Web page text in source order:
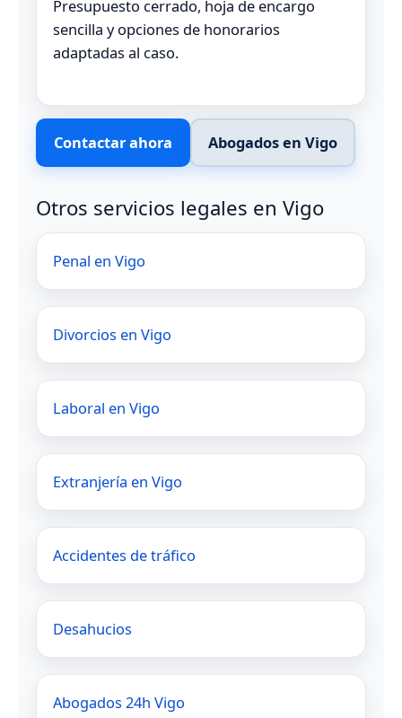
Presupuesto cerrado, hoja de encargo
sencilla y opciones de honorarios
adaptadas al caso.
Contactar ahora Abogados en Vigo
Otros servicios legales en Vigo
Penal en Vigo
Divorcios en Vigo
Laboral en Vigo
Extranjería en Vigo
Accidentes de tráfico
Desahucios
Abogados 24h Vigo